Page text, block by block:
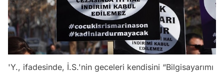
'Y., ifadesinde, İ.S.'nin geceleri kendisini “Bilgisayarımı